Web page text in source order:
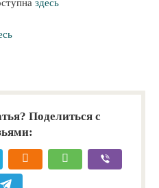
здесь
Поделиться с